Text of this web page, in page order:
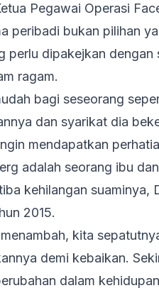
Pegawai Operasi
peribadi bukan pilihan
perlu dipakejkan
ragam.
bagi seseorang
dan syarikat dia
mendapatkan
adalah seorang ibu
kehilangan
2015.
kita
demi kebaikan.
dalam